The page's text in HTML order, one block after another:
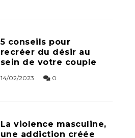
5 conseils pour
recréer du désir au
sein de votre couple
14/02/2023 0
La violence masculine,
une addiction créée